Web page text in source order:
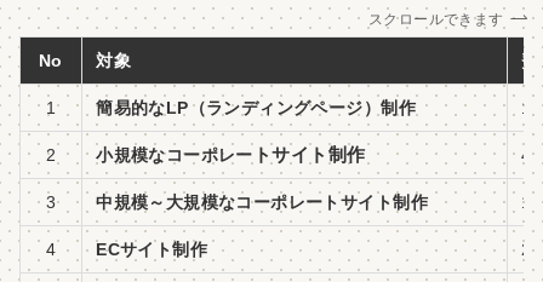
スクロールできます
No 対象 費
1 簡易的なLP（ランディングページ）制作
2 小規模なコーポレー トサイト制作
3 中規模～大規模なコーポレートサイト制作
4 ECサイト制作